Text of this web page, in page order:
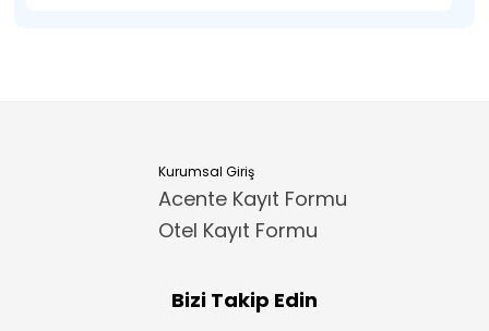
Kurumsal Giriş
Acente Kayıt Formu
Otel Kayıt Formu
Bizi Takip Edin